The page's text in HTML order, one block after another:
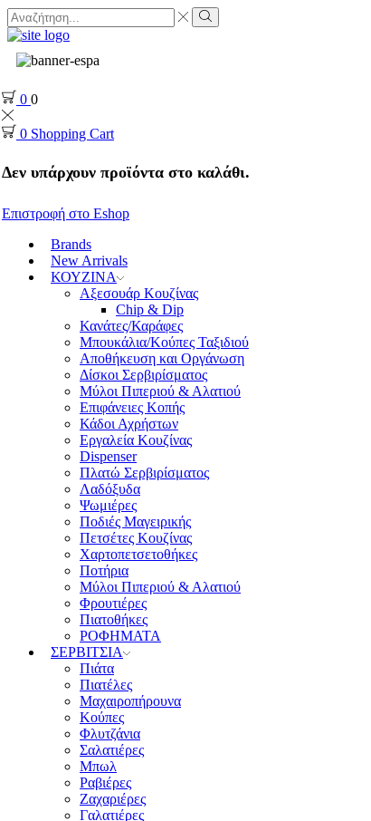
0 0
0 Shopping Cart
Δεν υπάρχουν προϊόντα στο καλάθι.
Επιστροφή στο Eshop
Brands
New Arrivals
ΚΟΥΖΙΝΑ
Αξεσουάρ Κουζίνας
Chip & Dip
Κανάτες/Καράφες
Μπουκάλια/Κούπες Ταξιδιού
Αποθήκευση και Οργάνωση
Δίσκοι Σερβιρίσματος
Μύλοι Πιπεριού & Αλατιού
Επιφάνειες Κοπής
Κάδοι Αχρήστων
Εργαλεία Κουζίνας
Dispenser
Πλατώ Σερβιρίσματος
Λαδόξυδα
Ψωμιέρες
Ποδιές Μαγειρικής
Πετσέτες Κουζίνας
Χαρτοπετσετοθήκες
Ποτήρια
Μύλοι Πιπεριού & Αλατιού
Φρουτιέρες
Πιατοθήκες
ΡΟΦΗΜΑΤΑ
ΣΕΡΒΙΤΣΙΑ
Πιάτα
Πιατέλες
Μαχαιροπήρουνα
Κούπες
Φλυτζάνια
Σαλατιέρες
Μπωλ
Ραβιέρες
Ζαχαριέρες
Γαλατιέρες